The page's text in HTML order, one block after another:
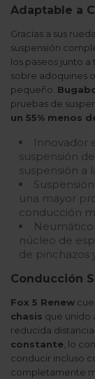
Adaptable a
Gracias a sus
suspensión
los paseos junto a
sobre adoquines
pequeño.
pruebas de
un 55% menos
Innovador
suspensión
suspensión a
una mayor
conducción
núcleo de
de pinchazos
Conducción
Fox 5 Renew
chasis que unido
reducida
constante , lo
conducir incluso
completamente